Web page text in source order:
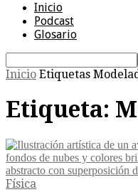
Inicio
Podcast
Glosario
Inicio Etiquetas
Etiqueta:
Física